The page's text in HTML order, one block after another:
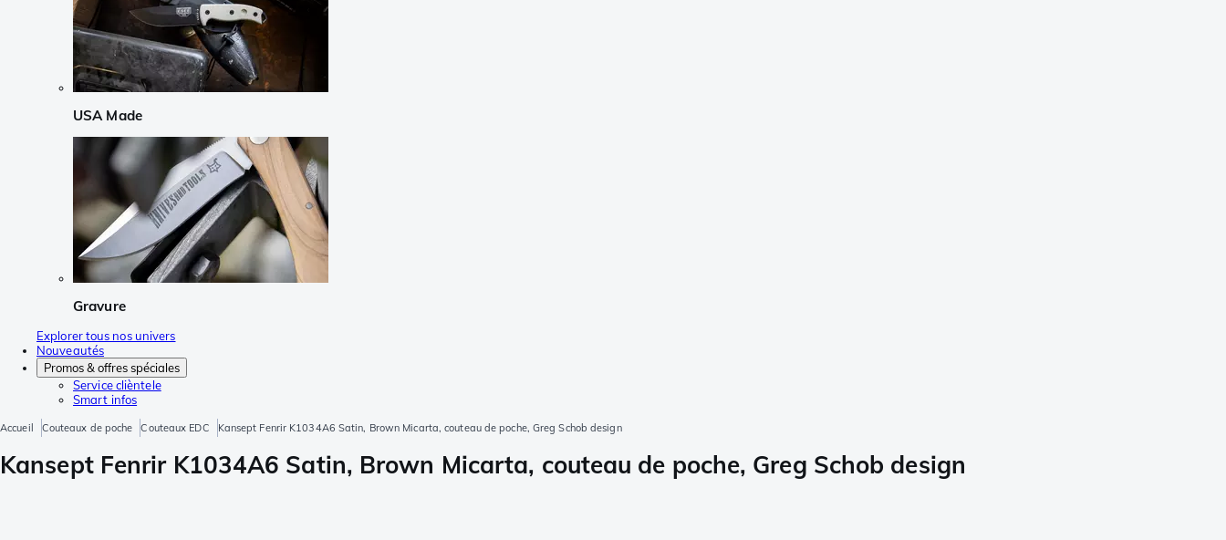
USA Made
Gravure
Explorer tous nos univers
Nouveautés
Promos & offres spéciales
Service clièntele
Smart infos
Accueil Couteaux de poche Couteaux EDC Kansept Fenrir K1034A6 Satin, Brown Micarta, couteau de poche, Greg Schob design
Kansept Fenrir K1034A6 Satin, Brown Micarta, couteau de poche, Greg Schob design